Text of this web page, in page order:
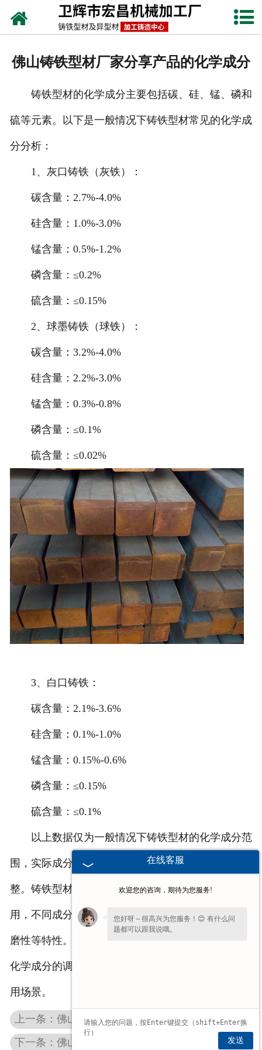
网站首页
佛山铸铁型材厂家分享产品的化学成分
铸铁型材的化学成分主要包括碳、硅、锰、磷和
硫等元素。以下是一般情况下铸铁型材常见的化学成
分分析：
1、灰口铸铁（灰铁）：
碳含量：2.7%-4.0%
硅含量：1.0%-3.0%
锰含量：0.5%-1.2%
磷含量：≤0.2%
硫含量：≤0.15%
2、球墨铸铁（球铁）：
碳含量：3.2%-4.0%
硅含量：2.2%-3.0%
锰含量：0.3%-0.8%
磷含量：≤0.1%
硫含量：≤0.02%
3、白口铸铁：
碳含量：2.1%-3.6%
硅含量：0.1%-1.0%
锰含量：0.15%-0.6%
磷含量：≤0.15%
硫含量：≤0.1%
以上数据仅为一般情况下铸铁型材的化学成分范
围，实际成分可能会根据具体生产工艺和要求有所调
整。铸铁型材的化学成分对其性能和用途起着重要作
用，不同成分比例会影响佛山铸件的硬度、强度、耐
磨性等特性。在实际生产中，根据具体需求可以进行
化学成分的调整和控制，以满足不同的工程要求和应
用场景。
上一条：佛山铸铁棒的性能和用途介绍
下一条：佛山铸铁棒厂家分享如何把控质量
在线客服
欢迎您的咨询，期待为您服务!
您好呀～很高兴为您服务！😊 有什么问
题都可以跟我说哦。
发送